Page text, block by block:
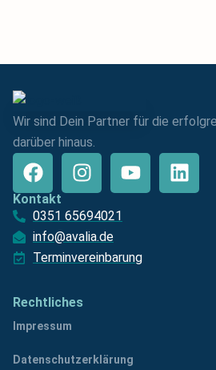
Wir sind Dein Partner für die
darüber hinaus.
Kontakt
0351 65694021
info@avalia.de
Terminvereinbarung
Rechtliches
Impressum
Datenschutzerklärung